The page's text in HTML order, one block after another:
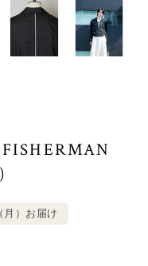
月）お届け